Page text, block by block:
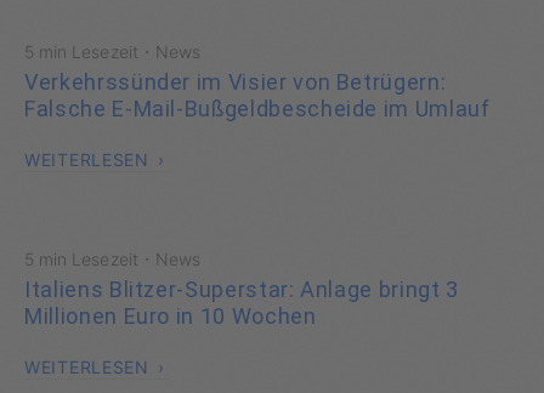
5 min Lesezeit · News
Verkehrssünder im Visier von Betrügern:
Falsche E-Mail-Bußgeldbescheide im Umlauf
WEITERLESEN
5 min Lesezeit · News
Italiens Blitzer-Superstar: Anlage bringt 3
Millionen Euro in 10 Wochen
WEITERLESEN